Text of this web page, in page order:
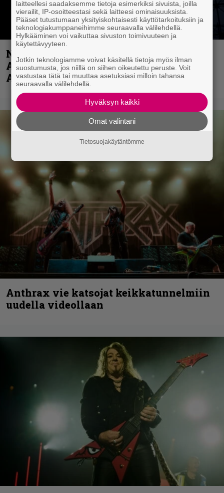
Näin lähtee Ghostin Tobias Forgelta
Accept – menossa mukana myös
Anthrax- ja Korn-miehistöä
Anthrax vie katsojat keikkatunnelmiin
uudella videollaan
laitteellesi saadaksemme tietoja esimerkiksi sivuista, joilla
vierailit, IP-osoitteestasi sekä laitteesi ominaisuuksista.
Pääset tutustumaan yksityiskohtaisesti käyttötarkoituksiin ja
teknologiakumppaneihimme seuraavalla välilehdellä.
Hylkääminen voi vaikuttaa sivuston toimivuuteen ja
käytettävyyteen.
Jotkin teknologiamme voivat käsitellä tietoja myös ilman
suostumusta, jos niillä on siihen oikeutettu peruste. Voit
vastustaa tätä tai muuttaa asetuksiasi milloin tahansa
seuraavalla välilehdellä.
Hyväksyn kaikki
Omat valintani
Tietosuojakäytäntömme